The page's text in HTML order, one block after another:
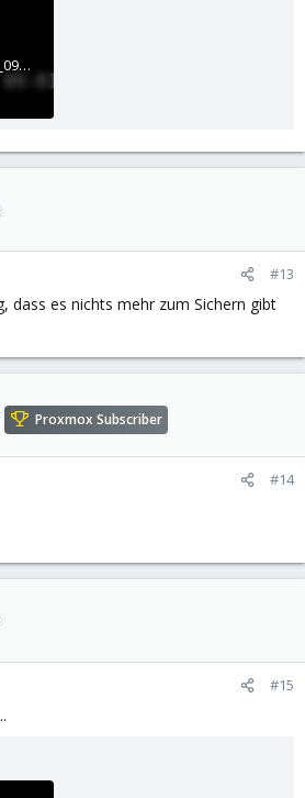
Screenshot_20201113_092934.png
#13
dass es nichts mehr zum Sichern gibt
Proxmox Subscriber
#14
#15